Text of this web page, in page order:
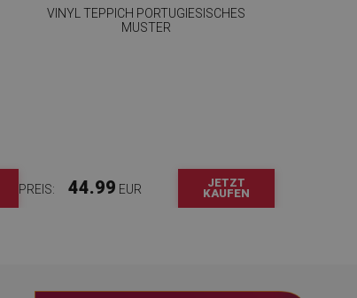
VINYL TEPPICH PORTUGIESISCHES
MUSTER
PREIS: 44.99 EUR
JETZT
KAUFEN